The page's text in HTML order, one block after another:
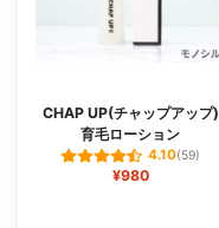
CHAP UP(チャップアップ)
育毛ローション
4.10(59)
¥980